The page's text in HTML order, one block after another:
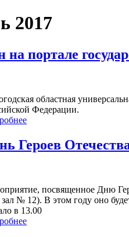
2017
на портале
областная
Федерации.
Героев
посвященное Дню
зал № 12). В этом году оно
в 13.00